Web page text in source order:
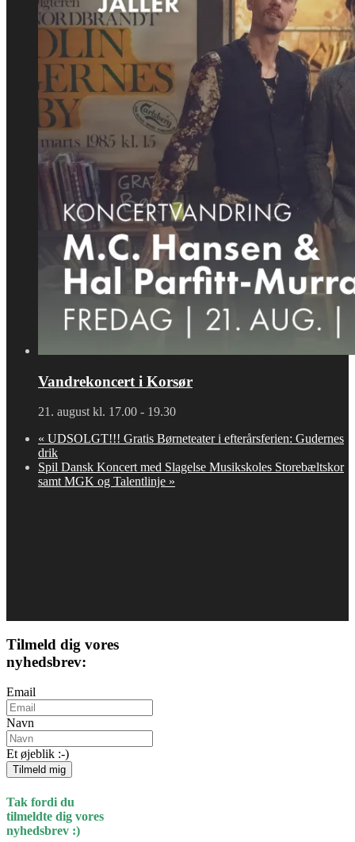
Vandrekoncert i Korsør
21. august kl. 17.00 - 19.30
« UDSOLGT!!! Gratis Børneteater i efterårsferien: Gudernes
drik
Spil Dansk Koncert med Slagelse Musikskoles Storebæltskor
samt MGK og Talentlinje »
Tilmeld dig vores
nyhedsbrev:
Email
Navn
Et øjeblik :-)
Tilmeld mig
Tak fordi du
tilmeldte dig vores
nyhedsbrev :)